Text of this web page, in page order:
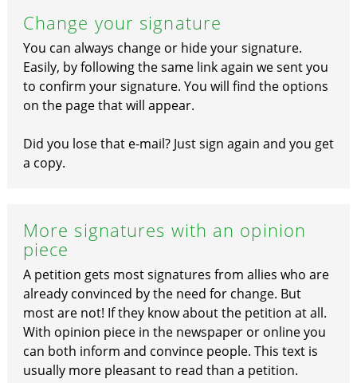
Change your signature
You can always change or hide your signature.
Easily, by following the same link again we sent you
to confirm your signature. You will find the options
on the page that will appear.
Did you lose that e-mail? Just sign again and you get
a copy.
More signatures with an opinion
piece
A petition gets most signatures from allies who are
already convinced by the need for change. But
most are not! If they know about the petition at all.
With opinion piece in the newspaper or online you
can both inform and convince people. This text is
usually more pleasant to read than a petition.